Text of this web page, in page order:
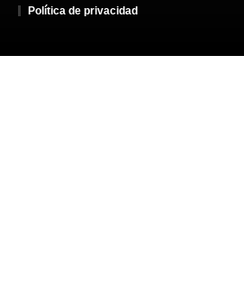
Política de privacidad